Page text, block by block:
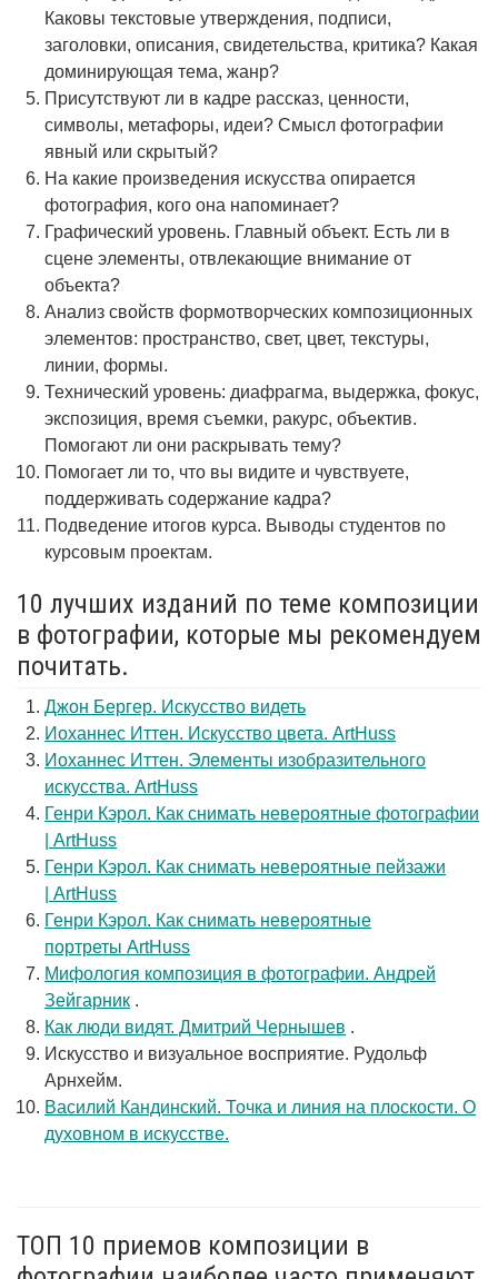
Каковы текстовые утверждения, подписи,
заголовки, описания, свидетельства, критика? Какая
доминирующая тема, жанр?
Присутствуют ли в кадре рассказ, ценности,
символы, метафоры, идеи? Смысл фотографии
явный или скрытый?
На какие произведения искусства опирается
фотография, кого она напоминает?
Графический уровень. Главный объект. Есть ли в
сцене элементы, отвлекающие внимание от
объекта?
Анализ свойств формотворческих композиционных
элементов: пространство, свет, цвет, текстуры,
линии, формы.
Технический уровень: диафрагма, выдержка, фокус,
экспозиция, время съемки, ракурс, объектив.
Помогают ли они раскрывать тему?
Помогает ли то, что вы видите и чувствуете,
поддерживать содержание кадра?
Подведение итогов курса. Выводы студентов по
курсовым проектам.
10 лучших изданий по теме композиции
в фотографии, которые мы рекомендуем
почитать.
Джон Бергер. Искусство видеть
Иоханнес Иттен. Искусство цвета. ArtHuss
Иоханнес Иттен. Элементы изобразительного
искусства. ArtHuss
Генри Кэрол. Как снимать невероятные фотографии
| ArtHuss
Генри Кэрол. Как снимать невероятные пейзажи
| ArtHuss
Генри Кэрол. Как снимать невероятные
портреты ArtHuss
Мифология композиция в фотографии. Андрей
Зейгарник .
Как люди видят. Дмитрий Чернышев .
Искусство и визуальное восприятие. Рудольф
Арнхейм.
Василий Кандинский. Точка и линия на плоскости. О
духовном в искусстве.
ТОП 10 приемов композиции в